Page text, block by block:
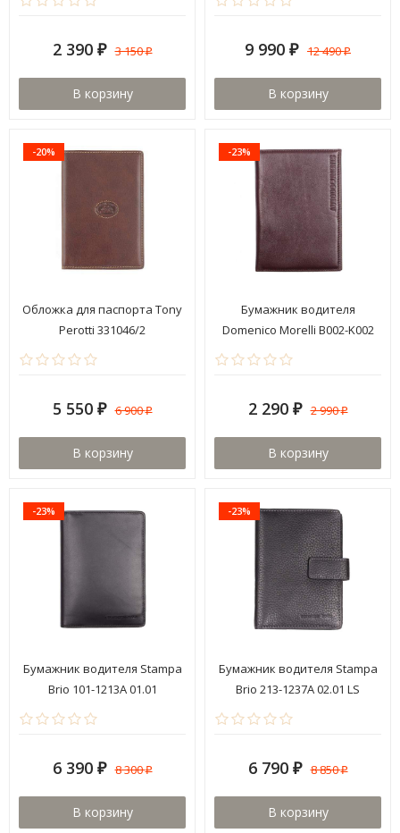
2 390 ₽ 3 150₽
В корзину
9 990 ₽ 12 490₽
В корзину
-20%
Обложка для паспорта Tony
Perotti 331046/2
5 550 ₽ 6 900₽
В корзину
-23%
Бумажник водителя
Domenico Morelli B002-K002
Brown
2 290 ₽ 2 990₽
В корзину
-23%
Бумажник водителя Stampa
Brio 101-1213A 01.01
6 390 ₽ 8 300₽
В корзину
-23%
Бумажник водителя Stampa
Brio 213-1237A 02.01 LS
6 790 ₽ 8 850₽
В корзину